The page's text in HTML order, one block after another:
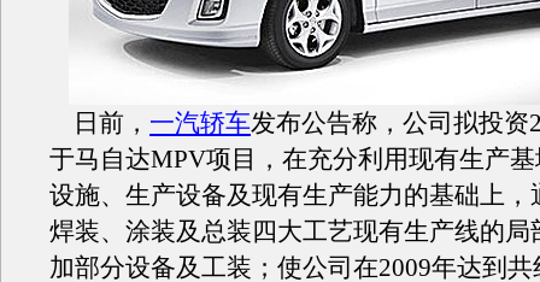
日前， 一汽轿车发布公告称，公司拟投资
于马自达MPV项目，在充分利用现有生产
设施、生产设备及现有生产能力的基础上，
焊装、涂装及总装四大工艺现有生产线的局
加部分设备及工装；使公司在2009年达到